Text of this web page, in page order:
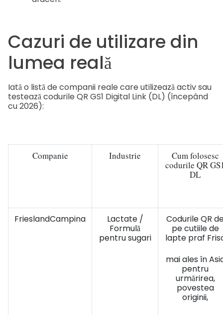
Cazuri de utilizare din
lumea reală
Iată o listă de companii reale care utilizează activ sau
testează codurile QR GS1 Digital Link (DL) (începând
cu 2026):
Companie Industrie
Cum folosesc
codurile QR
DL
FrieslandCampina
Lactate /
Formulă
pentru sugari
Codurile QR
pe cutiile de
lapte praf
mai ales în
pentru
urmărirea,
povestea
originii,